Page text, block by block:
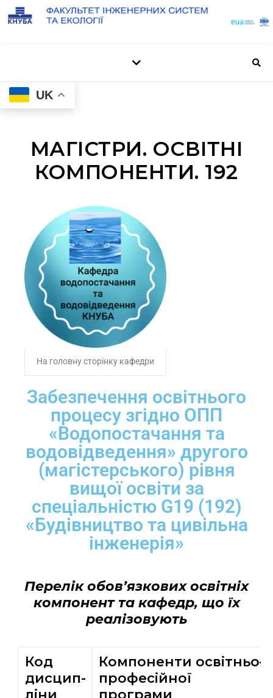
UK
МАГІСТРИ. ОСВІТНІ
КОМПОНЕНТИ. 192
На головну сторінку кафедри
Забезпечення освітнього
процесу згідно ОПП
«Водопостачання та
водовідведення» другого
(магістерського) рівня
вищої освіти за
спеціальністю G19 (192)
«Будівництво та цивільна
інженерія»
Перелік обов’язкових освітніх
компонент та кафедр, що їх
реалізовують
Код
дисцип-
ліни
Компоненти освітньо–
професійної
програми